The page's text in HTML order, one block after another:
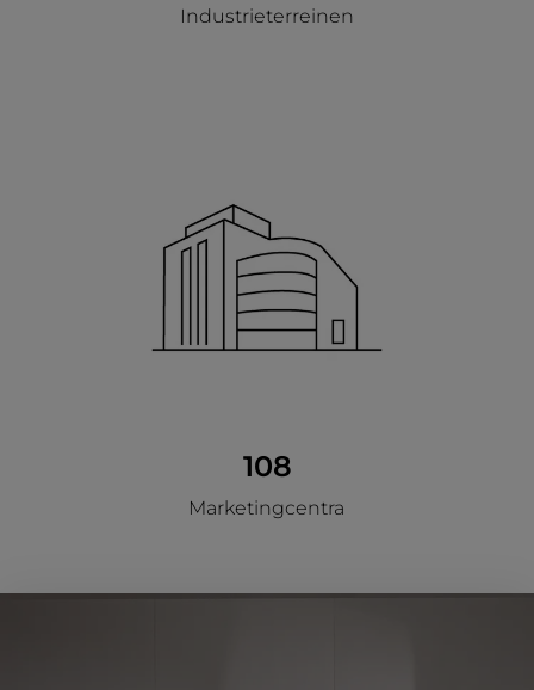
Industrieterreinen
108
Marketingcentra